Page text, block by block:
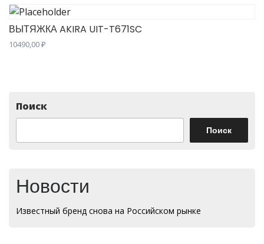
ВЫТЯЖКА AKIRA UIT-T671SC
10490,00₽
Поиск
Поиск
Новости
Известный бренд снова на Российском рынке